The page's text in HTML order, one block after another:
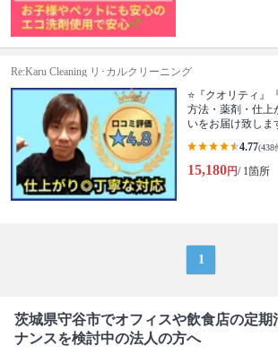
Re:Karu Cleaning リ･カルクリーニング
⭐『クオリティ』
方法・薬剤・仕
いをお届け致しま
4.77(438
15,180円/ 1箇所
1
茨城県守谷市でオフィスや飲食店の定期
ナンスを検討中の法人の方へ